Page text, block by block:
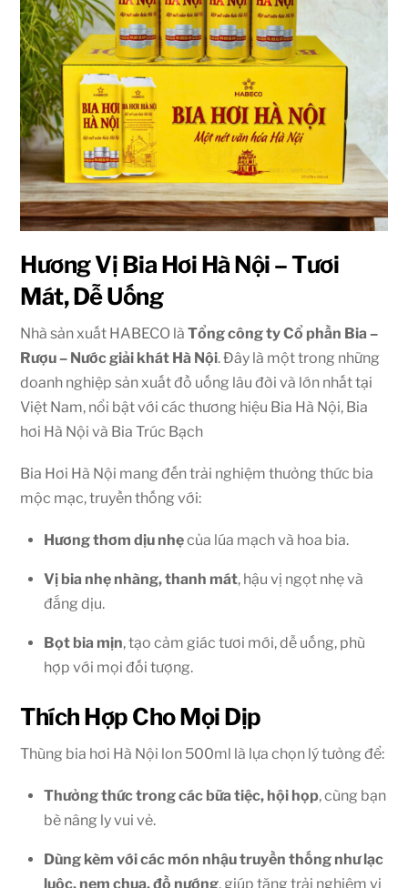
Hương Vị Bia Hơi Hà Nội – Tươi
Mát, Dễ Uống
Nhà sản xuất HABECO làTổng công ty Cổ phần Bia –
Rượu – Nước giải khát Hà Nội. Đây là một trong những
doanh nghiệp sản xuất đồ uống lâu đời và lớn nhất tại
Việt Nam, nổi bật với các thương hiệu Bia Hà Nội, Bia
hơi Hà Nội và Bia Trúc Bạch
Bia Hơi Hà Nội mang đến trải nghiệm thưởng thức bia
mộc mạc, truyền thống với:
Hương thơm dịu nhẹcủa lúa mạch và hoa bia.
Vị bia nhẹ nhàng, thanh mát, hậu vị ngọt nhẹ và
đắng dịu.
Bọt bia mịn, tạo cảm giác tươi mới, dễ uống, phù
hợp với mọi đối tượng.
Thích Hợp Cho Mọi Dịp
Thùng bia hơi Hà Nội lon 500ml là lựa chọn lý tưởng để:
Thưởng thức trong các bữa tiệc, hội họp, cùng bạn
bè nâng ly vui vẻ.
Dùng kèm với các món nhậu truyền thống như lạc
luộc, nem chua, đồ nướng, giúp tăng trải nghiệm vị